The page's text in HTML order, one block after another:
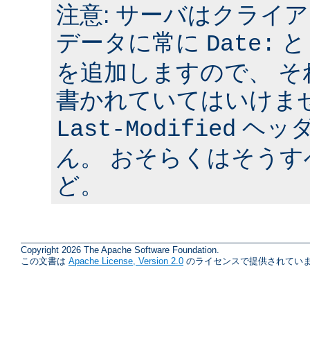
注意: サーバはクライ
データに常に Date:
を追加しますので、
書かれていてはいけま
Last-Modified ヘッ
ん。 おそらくはそう
ど。
Copyright 2026 The Apache Software Foundation.
この文書は Apache License, Version 2.0 のライセンスで提供されてい